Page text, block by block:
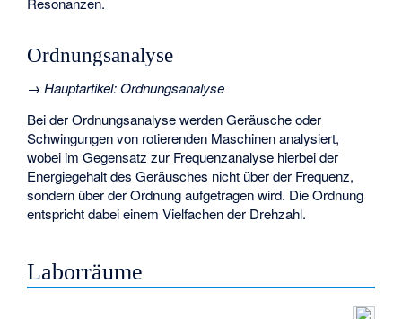
Ordnungsanalyse
→Hauptartikel:Ordnungsanalyse
Bei der Ordnungsanalyse werden Geräusche oder
Schwingungen von rotierenden Maschinen analysiert,
wobei im Gegensatz zur Frequenzanalyse hierbei der
Energiegehalt des Geräusches nicht über der Frequenz,
sondern über der Ordnung aufgetragen wird. Die Ordnung
entspricht dabei einem Vielfachen der Drehzahl.
Laborräume